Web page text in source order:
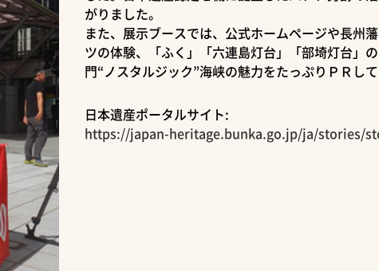
がりました。
また、展示ブースでは、公式ホームページや長州
ツの体験、「ふく」「六連島灯台」「部埼灯台」
門“ノスタルジック”海峡の魅力をたっぷりＰＲして
日本遺産ポータルサイト:
https://japan-heritage.bunka.go.jp/ja/stories/